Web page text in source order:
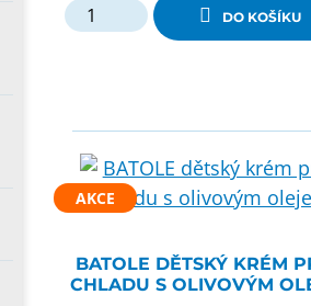
DO KOŠÍKU
AKCE
BATOLE DĚTSKÝ KRÉM
CHLADU S OLIVOVÝM